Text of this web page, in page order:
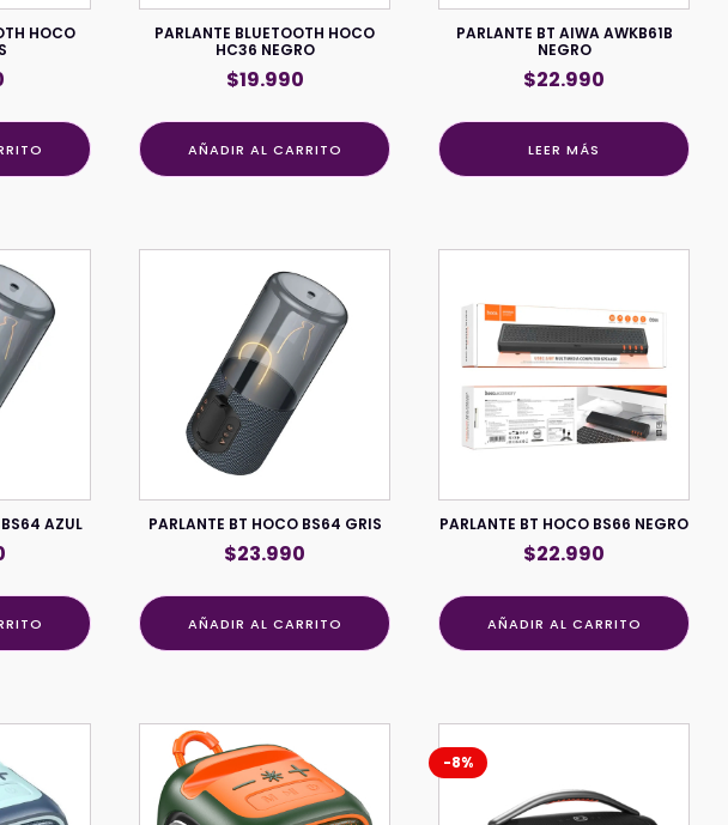
HOCO
PARLANTE BLUETOOTH HOCO
HC36 NEGRO
$19.990
AÑADIR AL CARRITO
PARLANTE BT AIWA AWKB61B
NEGRO
$22.990
LEER MÁS
AZUL PARLANTE BT HOCO BS64 GRIS
$23.990
AÑADIR AL CARRITO
PARLANTE BT HOCO BS66 NEGRO
$22.990
AÑADIR AL CARRITO
-8%